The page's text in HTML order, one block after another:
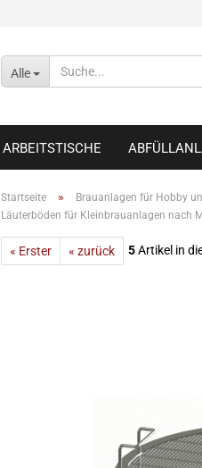
Alle
ARBEITSTISCHE
Startseite » Brauanlagen für Hobby
Läuterböden für Kleinbrauanlagen nach
« Erster « zurück 5Artikel in